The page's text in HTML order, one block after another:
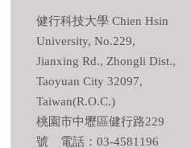
健行科技大學 Chien Hsin
University, No.229,
Jianxing Rd., Zhongli Dist.,
Taoyuan City 32097,
Taiwan(R.O.C.)
桃園市中壢區健行路229
號 電話：03-4581196